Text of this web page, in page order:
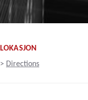
LOKASJON
> Directions